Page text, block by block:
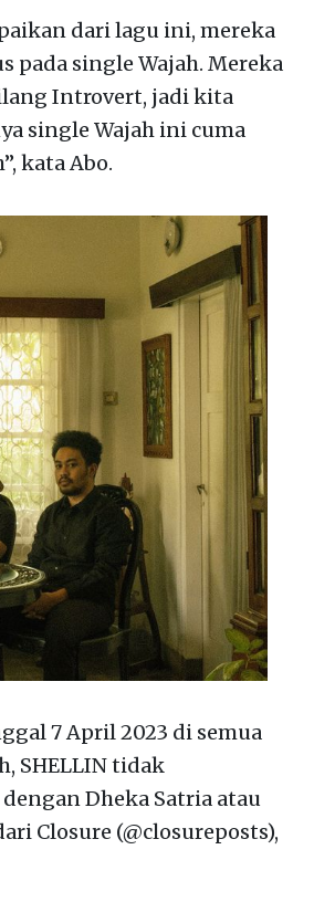
dari lagu ini, mereka
pada single Wajah. Mereka
Introvert, jadi kita
single Wajah ini cuma
kata Abo.
7 April 2023 di semua
SHELLIN tidak
Dheka Satria atau
Closure (@closureposts),